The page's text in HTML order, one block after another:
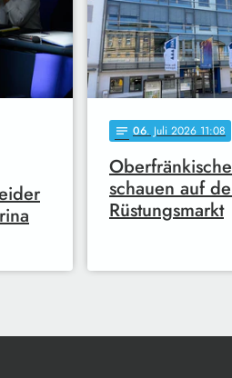
notes 06. Juli 2026 11:08
schauen auf
Rüstungsmarkt